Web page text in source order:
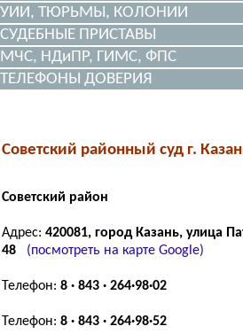
УИИ, ТЮРЬМЫ, КОЛОНИИ
СУДЕБНЫЕ ПРИСТАВЫ
МЧС, НДиПР, ГИМС, ФПС
ТЕЛЕФОНЫ ДОВЕРИЯ
Советский районный суд г.
Советский район
Адрес: 420081, город Казань, улица
48
(посмотреть на карте Google)
Телефон: 8 · 843 · 264·98·02
Телефон: 8 · 843 · 264·98·52